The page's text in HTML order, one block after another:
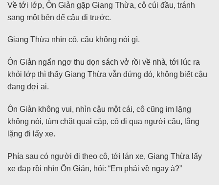
Về tới lớp, Ôn Giản gặp Giang Thừa, cô cúi đầu, tránh
sang một bên để cậu đi trước.
Giang Thừa nhìn cô, cậu không nói gì.
Ôn Giản ngẩn ngơ thu dọn sách vở rồi về nhà, tới lúc ra
khỏi lớp thì thấy Giang Thừa vẫn đứng đó, không biết cậu
đang đợi ai.
Ôn Giản không vui, nhìn cậu một cái, cô cũng im lặng
không nói, túm chặt quai cặp, cô đi qua người cậu, lẳng
lặng đi lấy xe.
Phía sau có người đi theo cô, tới lán xe, Giang Thừa lấy
xe đạp rồi nhìn Ôn Giản, hỏi: “Em phải về ngay à?”